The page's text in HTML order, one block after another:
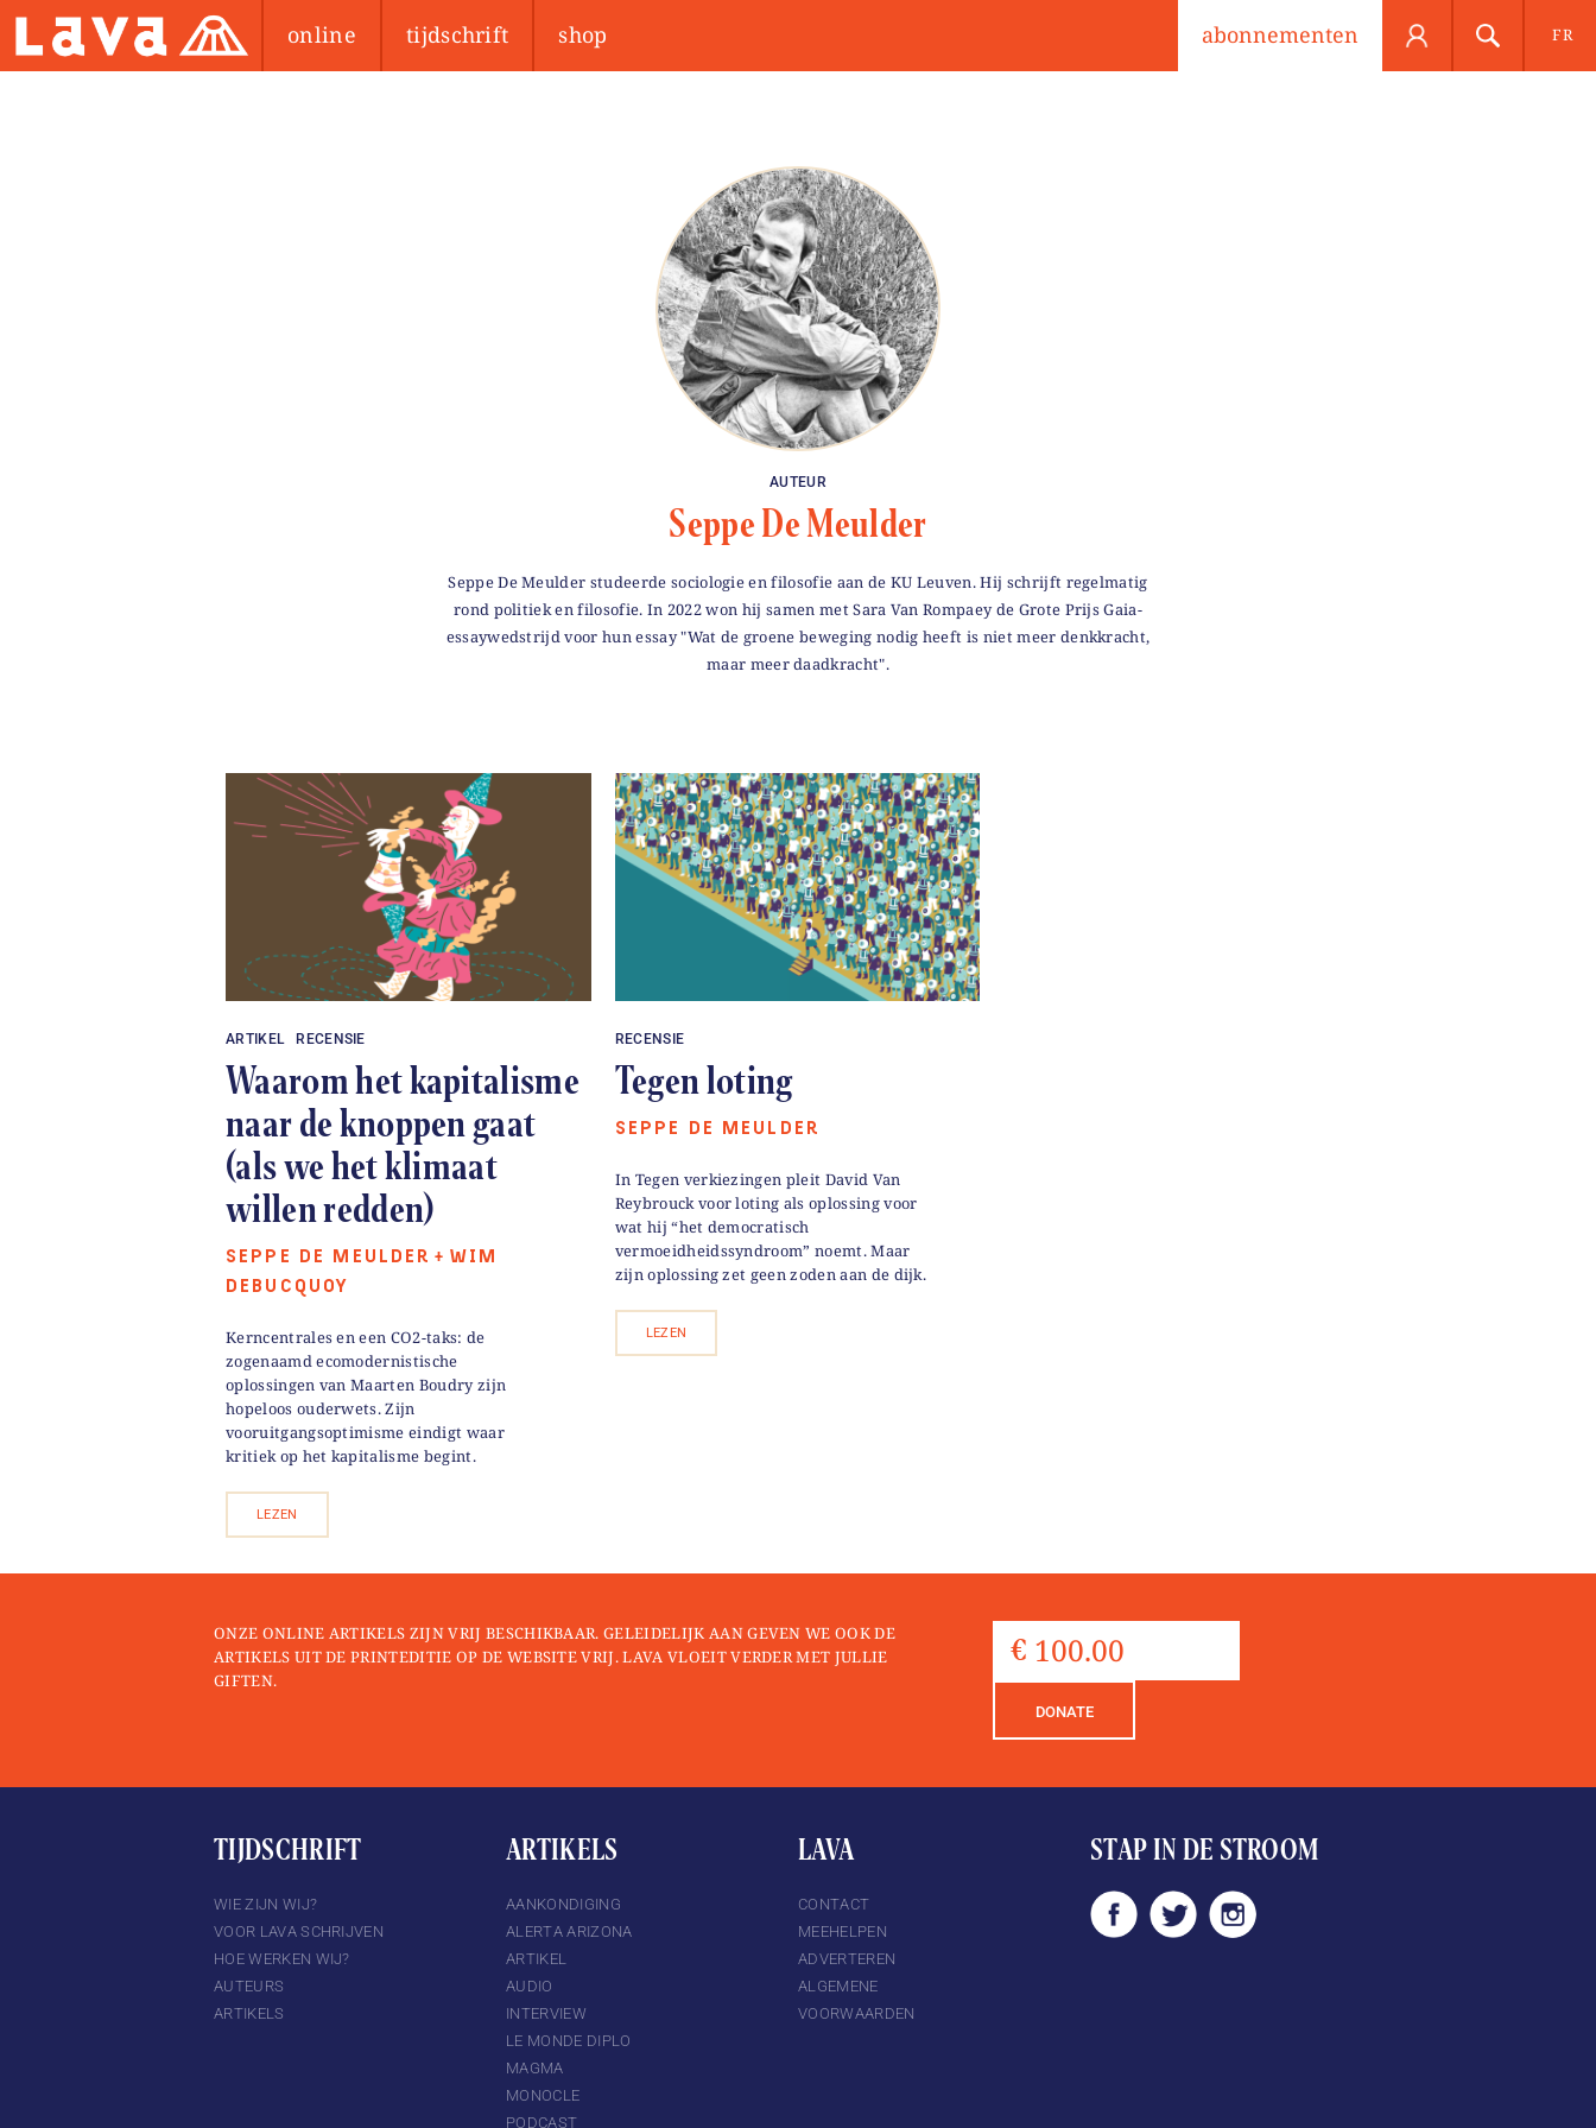
FR
online tijdschrift shop abonnementen
AUTEUR
Seppe De Meulder
Seppe De Meulder studeerde sociologie en filosofie aan de KU Leuven. Hij schrijft regelmatig
rond politiek en filosofie. In 2022 won hij samen met Sara Van Rompaey de Grote Prijs Gaia-
essaywedstrijd voor hun essay "Wat de groene beweging nodig heeft is niet meer denkkracht,
maar meer daadkracht".
ARTIKEL RECENSIE
Waarom het kapitalisme
naar de knoppen gaat
(als we het klimaat
willen redden)
SEPPE DE MEULDER + WIM
DEBUCQUOY
Kerncentrales en een CO2-taks: de
zogenaamd ecomodernistische
oplossingen van Maarten Boudry zijn
hopeloos ouderwets. Zijn
vooruitgangsoptimisme eindigt waar
kritiek op het kapitalisme begint.
LEZEN
RECENSIE
Tegen loting
SEPPE DE MEULDER
In Tegen verkiezingen pleit David Van
Reybrouck voor loting als oplossing voor
wat hij “het democratisch
vermoeidheidssyndroom” noemt. Maar
zijn oplossing zet geen zoden aan de dijk.
LEZEN
ONZE ONLINE ARTIKELS ZIJN VRIJ BESCHIKBAAR. GELEIDELIJK AAN GEVEN WE OOK DE
ARTIKELS UIT DE PRINTEDITIE OP DE WEBSITE VRIJ. LAVA VLOEIT VERDER MET JULLIE
GIFTEN.
DONATE
TIJDSCHRIFT
WIE ZIJN WIJ?
VOOR LAVA SCHRIJVEN
HOE WERKEN WIJ?
AUTEURS
ARTIKELS
ARTIKELS
AANKONDIGING
ALERTA ARIZONA
ARTIKEL
AUDIO
INTERVIEW
LE MONDE DIPLO
MAGMA
MONOCLE
PODCAST
LAVA
CONTACT
MEEHELPEN
ADVERTEREN
ALGEMENE
VOORWAARDEN
STAP IN DE STROOM